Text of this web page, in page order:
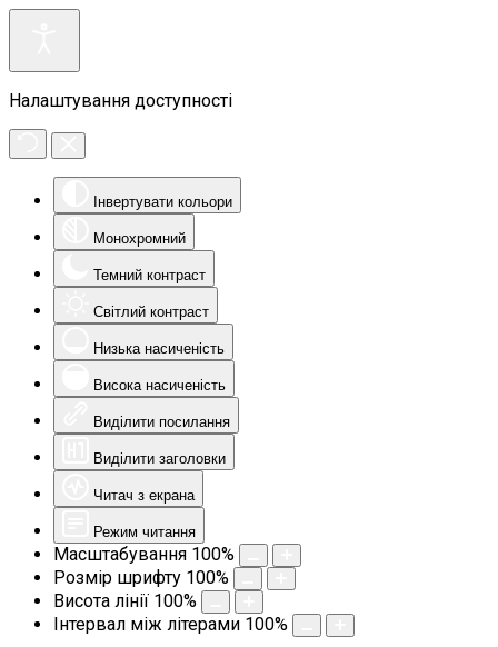
Налаштування доступності
Інвертувати кольори
Монохромний
Темний контраст
Світлий контраст
Низька насиченість
Висока насиченість
Виділити посилання
Виділити заголовки
Читач з екрана
Режим читання
Масштабування 100%
Розмір шрифту 100%
Висота лінії 100%
Інтервал між літерами 100%